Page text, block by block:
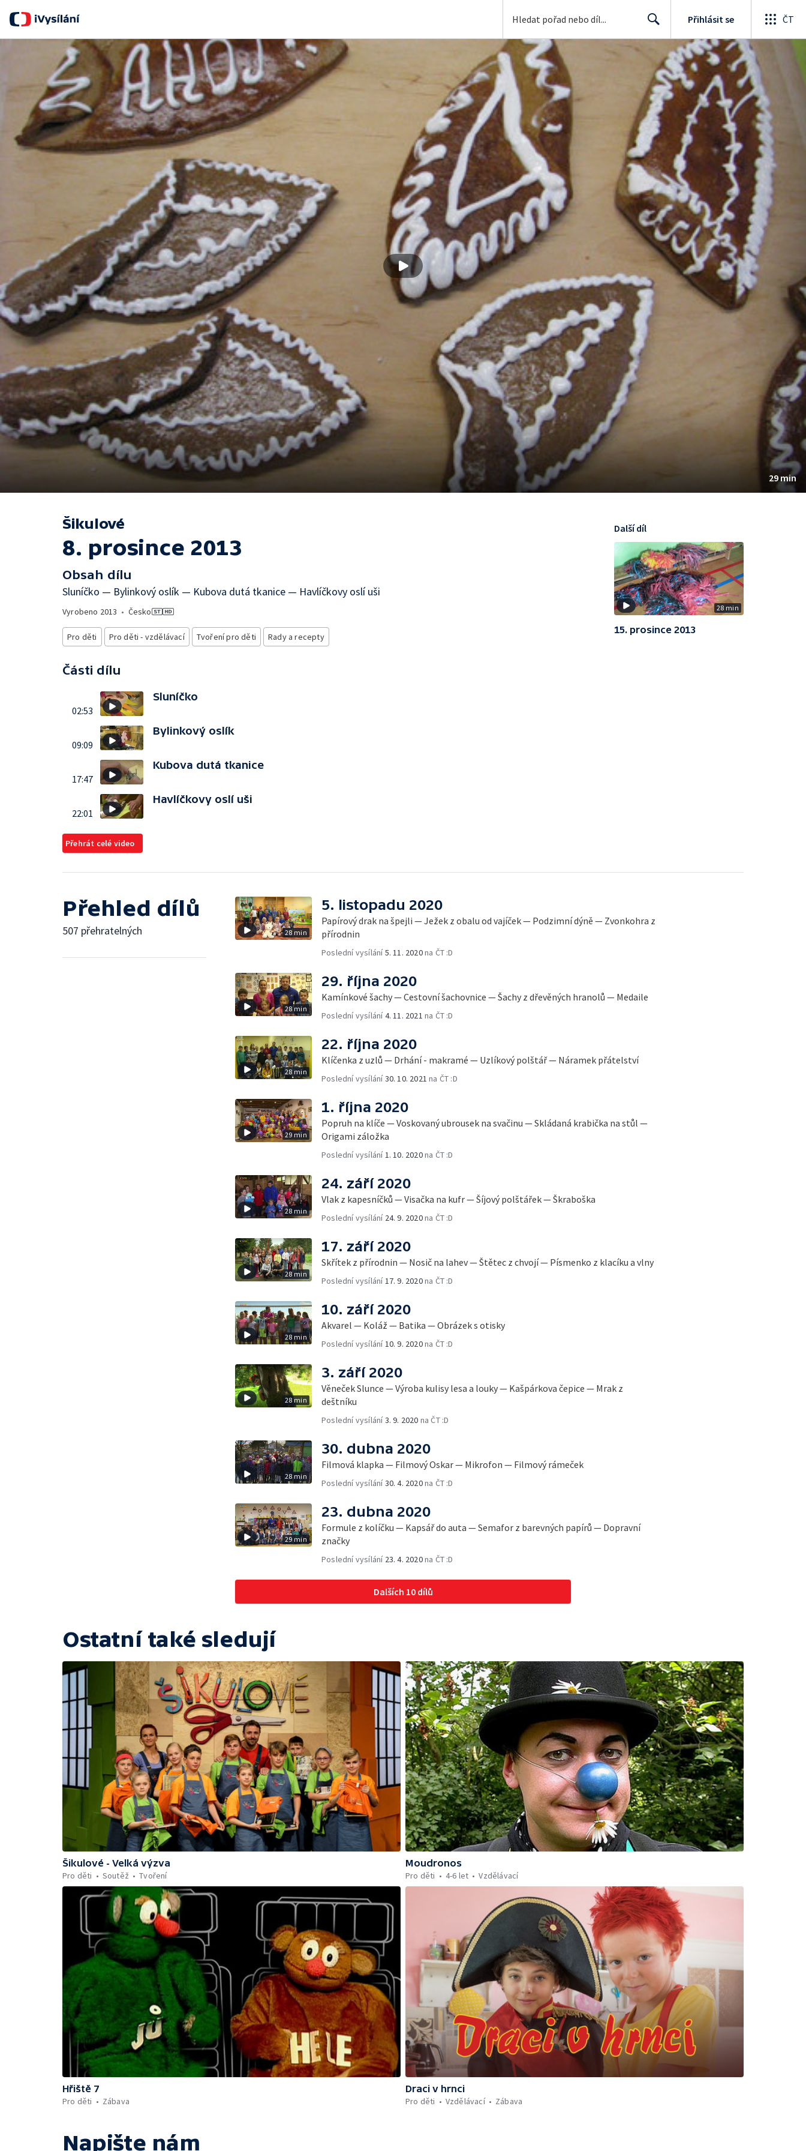
Přihlásit se ČT
29 min
Šikulové
8. prosince 2013
Obsah dílu
Sluníčko — Bylinkový oslík — Kubova dutá tkanice — Havlíčkovy oslí uši
Vyrobeno 2013 • Česko
Pro děti Pro děti - vzdělávací Tvoření pro děti Rady a recepty
Části dílu
02:53
Sluníčko
09:09
Bylinkový oslík
17:47
Kubova dutá tkanice
22:01
Havlíčkovy oslí uši
Přehrát celé video
28 min
Další díl
15. prosince 2013
Přehled dílů
507 přehratelných 28 min
5. listopadu 2020
Papírový drak na špejli — Ježek z obalu od vajíček — Podzimní dýně — Zvonkohra z
přírodnin
Poslední vysílání5. 11. 2020na ČT :D
28 min
29. října 2020
Kamínkové šachy — Cestovní šachovnice — Šachy z dřevěných hranolů — Medaile
Poslední vysílání4. 11. 2021 na ČT :D
28 min
22. října 2020
Klíčenka z uzlů — Drhání - makramé — Uzlíkový polštář — Náramek přátelství
Poslední vysílání30. 10. 2021 na ČT :D
29 min
1. října 2020
Popruh na klíče — Voskovaný ubrousek na svačinu — Skládaná krabička na stůl —
Origami záložka
Poslední vysílání1. 10. 2020na ČT :D
28 min
24. září 2020
Vlak z kapesníčků — Visačka na kufr — Šíjový polštářek — Škraboška
Poslední vysílání 24. 9. 2020na ČT :D
28 min
17. září 2020
Skřítek z přírodnin — Nosič na lahev — Štětec z chvojí — Písmenko z klacíku a vlny
Poslední vysílání17. 9. 2020na ČT :D
28 min
10. září 2020
Akvarel — Koláž — Batika — Obrázek s otisky
Poslední vysílání10. 9. 2020na ČT :D
28 min
3. září 2020
Věneček Slunce — Výroba kulisy lesa a louky — Kašpárkova čepice — Mrak z
deštníku
Poslední vysílání3. 9. 2020 na ČT :D
28 min
30. dubna 2020
Filmová klapka — Filmový Oskar — Mikrofon — Filmový rámeček
Poslední vysílání30. 4. 2020na ČT :D
29 min
23. dubna 2020
Formule z kolíčku — Kapsář do auta — Semafor z barevných papírů — Dopravní
značky
Poslední vysílání 23. 4. 2020na ČT :D
Dalších 10 dílů
Ostatní také sledují
Šikulové - Velká výzva
Pro děti
Soutěž Tvoření
Moudronos
Pro děti
4-6 let Vzdělávací
Hřiště 7
Pro děti
Zábava
Draci v hrnci
Pro děti
Vzdělávací Zábava
Napište nám